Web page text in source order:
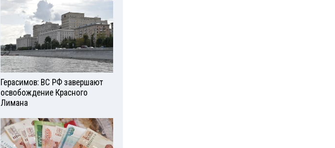
Герасимов: ВС РФ завершают
освобождение Красного
Лимана